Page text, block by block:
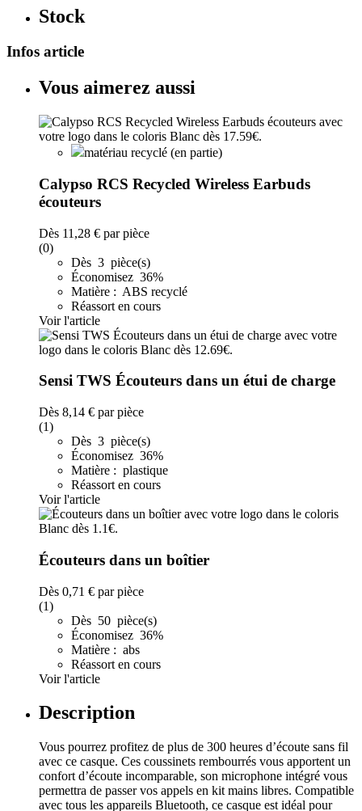
Stock
Infos article
Vous aimerez aussi
matériau recyclé (en partie)
Calypso RCS Recycled Wireless Earbuds
écouteurs
Dès 11,28 € par pièce
(0)
Dès 3 pièce(s)
Économisez 36%
Matière : ABS recyclé
Réassort en cours
Voir l'article
Sensi TWS Écouteurs dans un étui de charge
Dès 8,14 € par pièce
(1)
Dès 3 pièce(s)
Économisez 36%
Matière : plastique
Réassort en cours
Voir l'article
Écouteurs dans un boîtier
Dès 0,71 € par pièce
(1)
Dès 50 pièce(s)
Économisez 36%
Matière : abs
Réassort en cours
Voir l'article
Description
Vous pourrez profitez de plus de 300 heures d’écoute sans fil
avec ce casque. Ces coussinets rembourrés vous apportent un
confort d’écoute incomparable, son microphone intégré vous
permettra de passer vos appels en kit mains libres. Compatible
avec tous les appareils Bluetooth, ce casque est idéal pour